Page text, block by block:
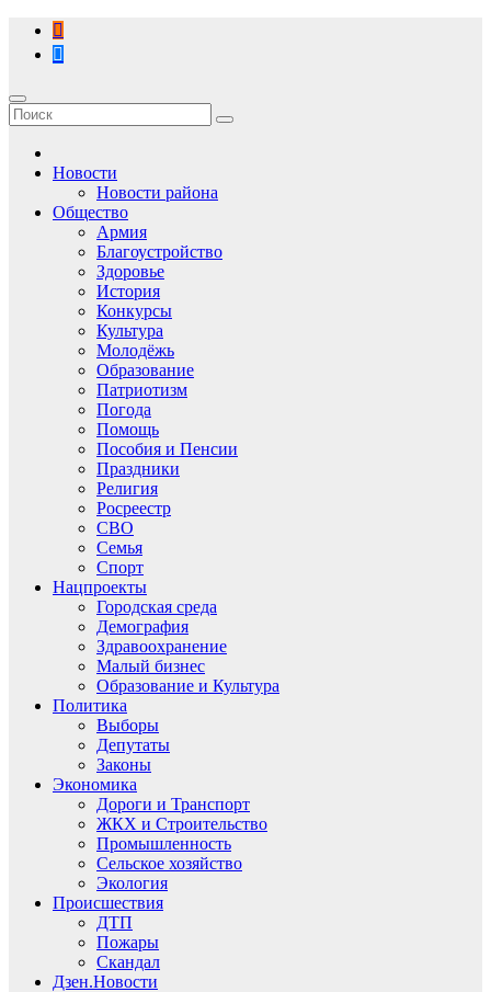
Перейти
содержимому
Новости
Новости района
Общество
Армия
Благоустройство
Здоровье
История
Конкурсы
Культура
Молодёжь
Образование
Патриотизм
Погода
Помощь
Пособия и Пенсии
Праздники
Религия
Росреестр
СВО
Семья
Спорт
Нацпроекты
Городская среда
Демография
Здравоохранение
Малый бизнес
Образование и Культура
Политика
Выборы
Депутаты
Законы
Экономика
Дороги и Транспорт
ЖКХ и Строительство
Промышленность
Сельское хозяйство
Экология
Происшествия
ДТП
Пожары
Скандал
Дзен.Новости